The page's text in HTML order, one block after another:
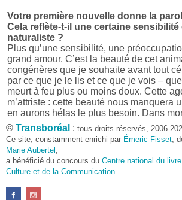
Votre première nouvelle donne la
Cela reflète-t-il une certaine
naturaliste ?
Plus qu’une sensibilité, une
grand amour. C’est la beauté de cet
congénères que je souhaite avant tout
par ce que je le lis et ce que je vois –
meurt à feu plus ou moins doux. Cette
m’attriste : cette beauté nous manquera
en aurons hélas le plus besoin. Dans
j’avais pris goût à me mettre dans la peau
l’intérêt de l’exercice littéraire, il me
être un bon moyen pour transmettre
Pourquoi avoir choisi le format des
qu’un autre ?
D’abord parce que j’aime (décidément!)
© Transboréal : tous droits réservés, 2006-
Ce site, constamment enrichi par Émeric Fisset ,
Marie Aubertel
a bénéficié du concours du Centre national du livre
Culture et de la Communication